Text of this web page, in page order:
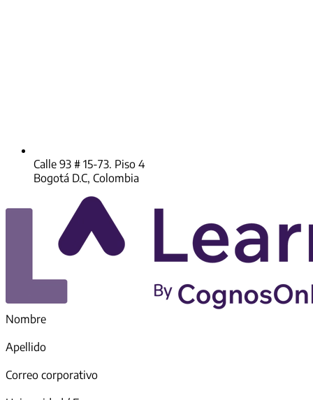
Calle 93 # 15-73. Piso 4
Bogotá D.C, Colombia
Nombre
Apellido
Correo corporativo